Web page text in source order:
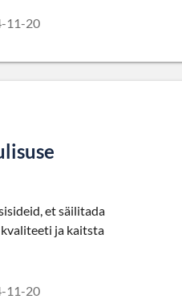
11-20
et säilitada
ja kaitsta
11-20